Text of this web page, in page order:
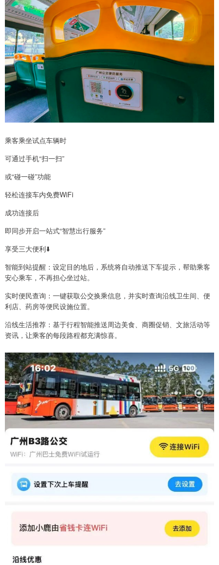
乘客乘坐试点车辆时
可通过手机“扫一扫”
或“碰一碰”功能
轻松连接车内免费WiFi
成功连接后
即同步开启一站式“智慧出行服务”
享受三大便利⬇️
智能到站提醒：设定目的地后，系统将自动推送下车提示，帮助乘客
安心乘车，不再担心坐过站。
实时便民查询：一键获取公交换乘信息，并实时查询沿线卫生间、便
利店、药房等便民设施位置。
沿线生活推荐：基于行程智能推送周边美食、商圈促销、文旅活动等
资讯，让乘客的每段路程都充满惊喜。